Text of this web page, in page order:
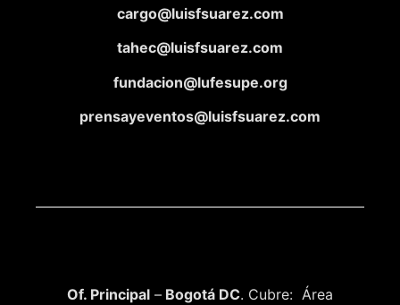
cargo@luisfsuarez.com
tahec@luisfsuarez.com
fundacion@lufesupe.org
prensayeventos@luisfsuarez.com
Of. Principal – Bogotá DC. Cubre: Área